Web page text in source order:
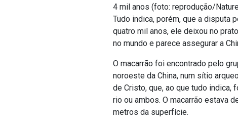
4 mil anos (foto: reprodução/
Tudo indica, porém, que a disputa
quatro mil anos, ele deixou no
no mundo e parece assegurar a
O macarrão foi encontrado pelo
noroeste da China, num sítio
de Cristo, que, ao que tudo indica,
rio ou ambos. O macarrão estava
metros da superfície.